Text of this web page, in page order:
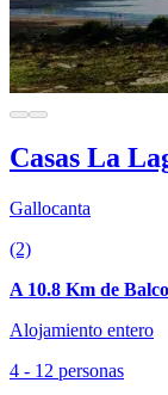
Casas La
Gallocanta
(2)
A 10.8 Km de
Alojamiento entero
4 - 12 personas